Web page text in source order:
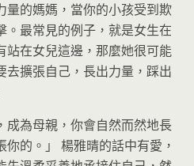
量的媽媽，當你的小孩受到欺
。最常見的例子，就是女生在
站在女兒這邊，那麼她很可能
去擴張自己，長出力量，踩出
成為母親，你會自然而然地長
的。」 楊雅晴的話中有愛，